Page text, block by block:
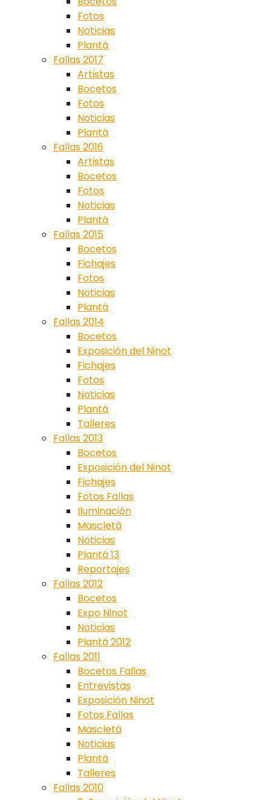
Fotos
Noticias
Plantá
Fallas 2017
Artistas
Bocetos
Fotos
Noticias
Plantà
Fallas 2016
Artistas
Bocetos
Fotos
Noticias
Plantà
Fallas 2015
Bocetos
Fichajes
Fotos
Noticias
Plantà
Fallas 2014
Bocetos
Exposición del Ninot
Fichajes
Fotos
Noticias
Plantà
Talleres
Fallas 2013
Bocetos
Exposición del Ninot
Fichajes
Fotos Fallas
Iluminación
Mascletà
Noticias
Plantà 13
Reportajes
Fallas 2012
Bocetos
Expo Ninot
Noticias
Plantà 2012
Fallas 2011
Bocetos Fallas
Entrevistas
Exposición Ninot
Fotos Fallas
Mascletá
Noticias
Plantà
Talleres
Fallas 2010